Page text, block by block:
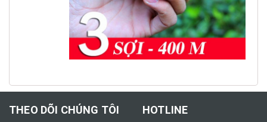
THEO DÕI CHÚNG TÔI HOTLINE